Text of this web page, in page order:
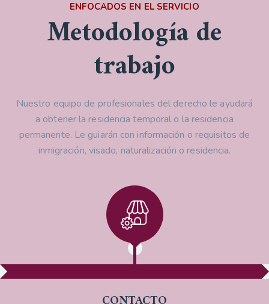
ENFOCADOS EN EL SERVICIO
Metodología de
trabajo
Nuestro equipo de profesionales del derecho le ayudará
a obtener la residencia temporal o la residencia
permanente. Le guiarán con información o requisitos de
inmigración, visado, naturalización o residencia.